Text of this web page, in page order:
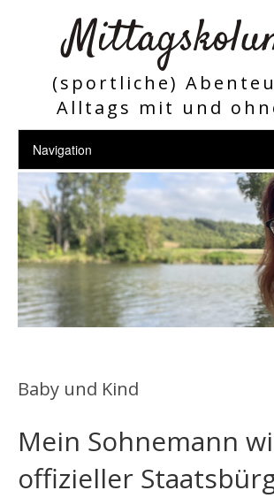
(sportliche)
Alltags mit und
Baby und Kind
Mein Sohnemann
offizieller